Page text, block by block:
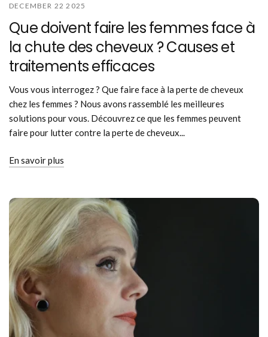
DECEMBER 22 2025
Que doivent faire les femmes face à
la chute des cheveux ? Causes et
traitements efficaces
Vous vous interrogez ? Que faire face à la perte de cheveux
chez les femmes ? Nous avons rassemblé les meilleures
solutions pour vous. Découvrez ce que les femmes peuvent
faire pour lutter contre la perte de cheveux...
En savoir plus